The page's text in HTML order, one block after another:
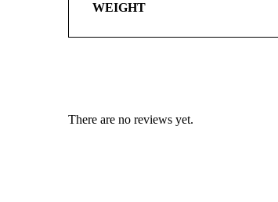
WEIGHT
There are no reviews yet.